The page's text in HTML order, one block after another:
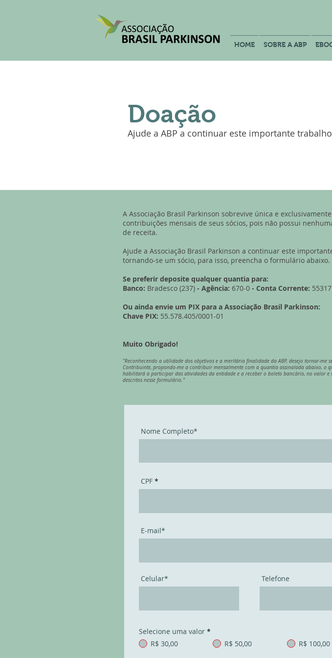
HOME SOBRE A ABP
Doação
Ajude a ABP a continuar este importante trabalho
A Associação Brasil Parkinson sobrevive única e
contribuições mensais de seus sócios, pois não possui
de receita.
Ajude a Associação Brasil Parkinson a continuar este
tornando-se um sócio, para isso, preencha o formulário abaixo.
Se preferir deposite qualquer quantia para:
Banco: Bradesco (237) - Agência: 670-0 - Conta Corrente:
Ou ainda envie um PIX para a Associação Brasil Parkinson:
Chave PIX: 55.578.405/0001-01
Muito Obrigado!
"Reconhecendo a utilidade dos objetivos e a meritária finalidade da ABP, desejo tornar-me
Contribuinte, propondo-me a contribuir mensalmente com a quantia assinalada abaixo, o
habilitará a participar das atividades da entidade e a receber o boleto bancário, no valor e
descritos nesse formulário."
Nome Completo*
CPF
E-mail*
Celular* Telefone
Selecione uma valor *
R$ 30,00
R$ 50,00 R$ 100,00